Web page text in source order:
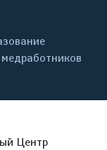
Центр